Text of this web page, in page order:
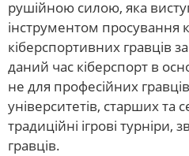
рушійною силою, яка
інструментом просування
кіберспортивних гравців
даний час кіберспорт в
не для професійних
університетів, старших та
традиційні ігрові
гравців.